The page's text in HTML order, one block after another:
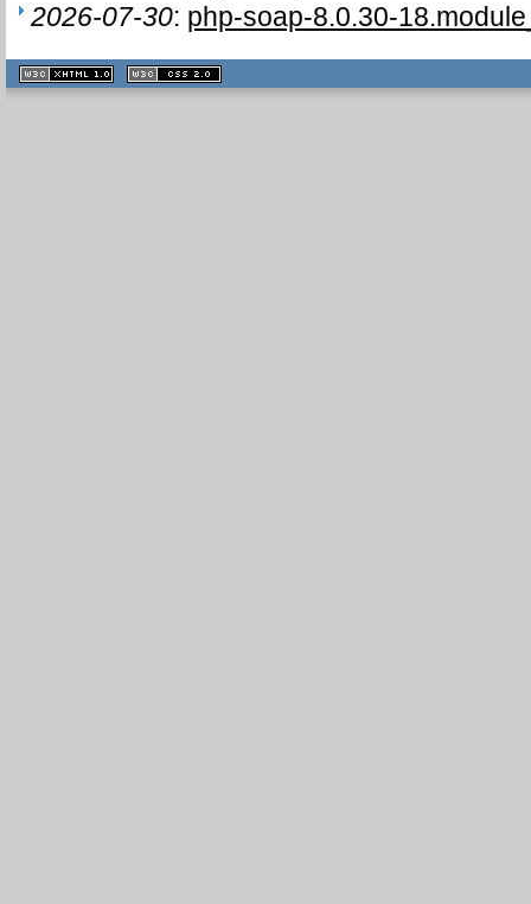
2026-07-30: php-soap-8.0.30-
XHTML
1.1 valide
2.0 valide